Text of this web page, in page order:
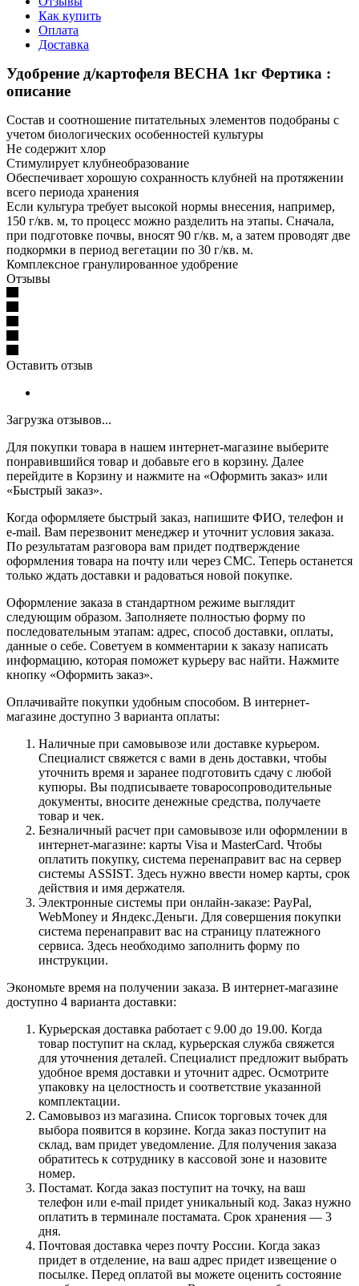
Как купить
Оплата
Доставка
Удобрение д/картофеля ВЕСНА 1кг Фертика :
описание
Состав и соотношение питательных элементов подобраны с
учетом биологических особенностей культуры
Не содержит хлор
Стимулирует клубнеобразование
Обеспечивает хорошую сохранность клубней на протяжении
всего периода хранения
Если культура требует высокой нормы внесения, например,
150 г/кв. м, то процесс можно разделить на этапы. Сначала,
при подготовке почвы, вносят 90 г/кв. м, а затем проводят две
подкормки в период вегетации по 30 г/кв. м.
Комплексное гранулированное удобрение
Отзывы
Оставить отзыв
Загрузка отзывов...
Для покупки товара в нашем интернет-магазине выберите
понравившийся товар и добавьте его в корзину. Далее
перейдите в Корзину и нажмите на «Оформить заказ» или
«Быстрый заказ».
Когда оформляете быстрый заказ, напишите ФИО, телефон и
e-mail. Вам перезвонит менеджер и уточнит условия заказа.
По результатам разговора вам придет подтверждение
оформления товара на почту или через СМС. Теперь останется
только ждать доставки и радоваться новой покупке.
Оформление заказа в стандартном режиме выглядит
следующим образом. Заполняете полностью форму по
последовательным этапам: адрес, способ доставки, оплаты,
данные о себе. Советуем в комментарии к заказу написать
информацию, которая поможет курьеру вас найти. Нажмите
кнопку «Оформить заказ».
Оплачивайте покупки удобным способом. В интернет-
магазине доступно 3 варианта оплаты:
Наличные при самовывозе или доставке курьером.
Специалист свяжется с вами в день доставки, чтобы
уточнить время и заранее подготовить сдачу с любой
купюры. Вы подписываете товаросопроводительные
документы, вносите денежные средства, получаете
товар и чек.
Безналичный расчет при самовывозе или оформлении в
интернет-магазине: карты Visa и MasterCard. Чтобы
оплатить покупку, система перенаправит вас на сервер
системы ASSIST. Здесь нужно ввести номер карты, срок
действия и имя держателя.
Электронные системы при онлайн-заказе: PayPal,
WebMoney и Яндекс.Деньги. Для совершения покупки
система перенаправит вас на страницу платежного
сервиса. Здесь необходимо заполнить форму по
инструкции.
Экономьте время на получении заказа. В интернет-магазине
доступно 4 варианта доставки:
Курьерская доставка работает с 9.00 до 19.00. Когда
товар поступит на склад, курьерская служба свяжется
для уточнения деталей. Специалист предложит выбрать
удобное время доставки и уточнит адрес. Осмотрите
упаковку на целостность и соответствие указанной
комплектации.
Самовывоз из магазина. Список торговых точек для
выбора появится в корзине. Когда заказ поступит на
склад, вам придет уведомление. Для получения заказа
обратитесь к сотруднику в кассовой зоне и назовите
номер.
Постамат. Когда заказ поступит на точку, на ваш
телефон или e-mail придет уникальный код. Заказ нужно
оплатить в терминале постамата. Срок хранения — 3
дня.
Почтовая доставка через почту России. Когда заказ
придет в отделение, на ваш адрес придет извещение о
посылке. Перед оплатой вы можете оценить состояние